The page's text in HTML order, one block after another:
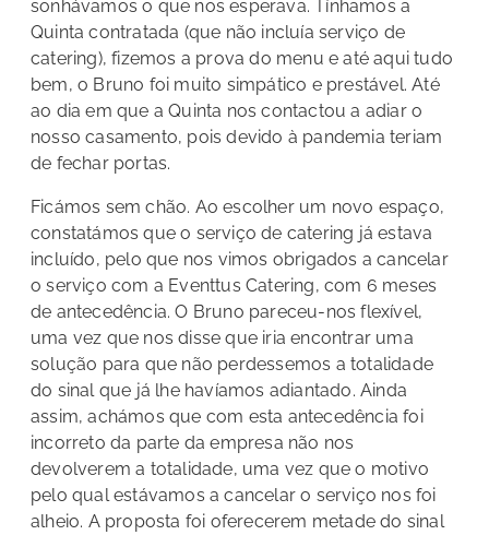
sonhávamos o que nos esperava. Tínhamos a
Quinta contratada (que não incluía serviço de
catering), fizemos a prova do menu e até aqui tudo
bem, o Bruno foi muito simpático e prestável. Até
ao dia em que a Quinta nos contactou a adiar o
nosso casamento, pois devido à pandemia teriam
de fechar portas.
Ficámos sem chão. Ao escolher um novo espaço,
constatámos que o serviço de catering já estava
incluído, pelo que nos vimos obrigados a cancelar
o serviço com a Eventtus Catering, com 6 meses
de antecedência. O Bruno pareceu-nos flexível,
uma vez que nos disse que iria encontrar uma
solução para que não perdessemos a totalidade
do sinal que já lhe havíamos adiantado. Ainda
assim, achámos que com esta antecedência foi
incorreto da parte da empresa não nos
devolverem a totalidade, uma vez que o motivo
pelo qual estávamos a cancelar o serviço nos foi
alheio. A proposta foi oferecerem metade do sinal